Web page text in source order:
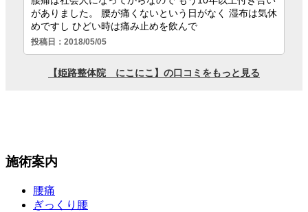
施術案内
腰痛
ぎっくり腰